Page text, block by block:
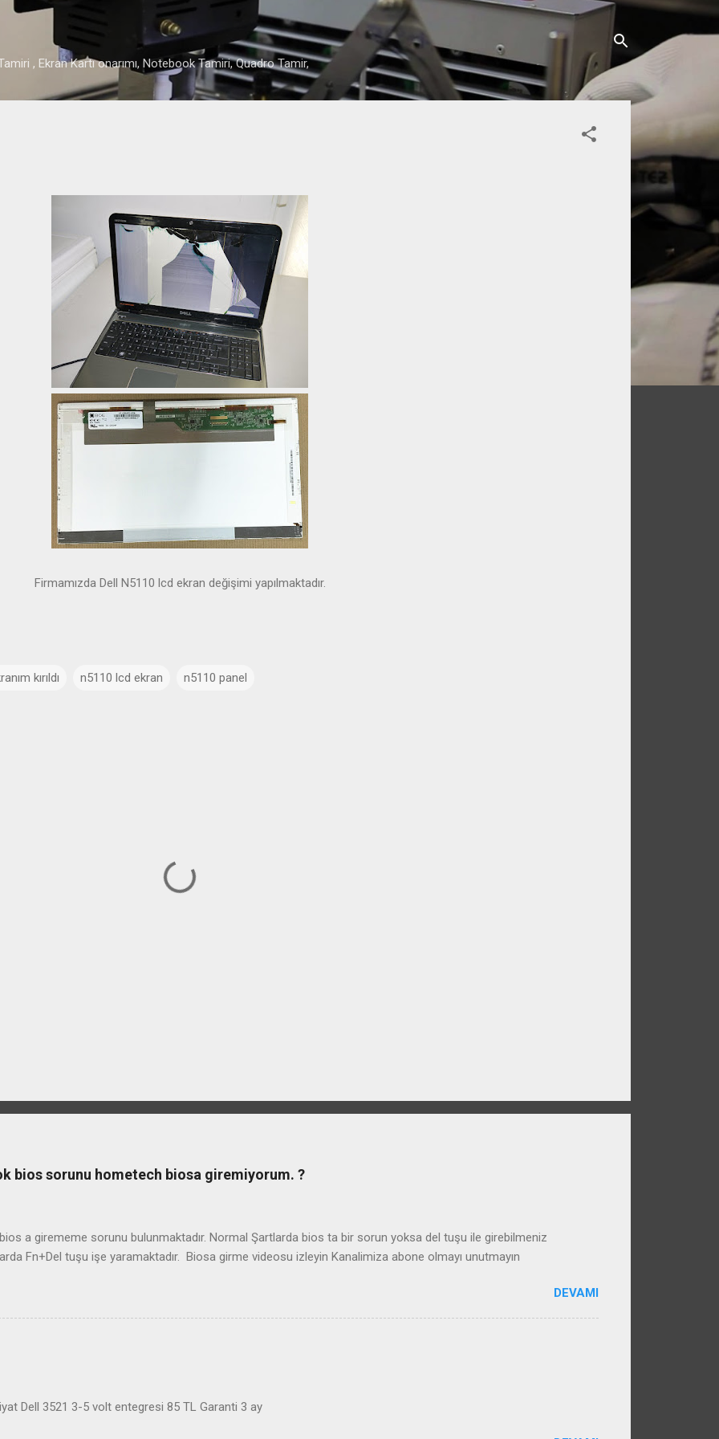
Ana içeriğe atla
, Ekran Kartı onarımı, Notebook Tamiri, Quadro Tamir,
Firmamızda Dell N5110 lcd ekran değişimi yapılmaktadır.
kırıldı n5110 lcd ekran n5110 panel
bios sorunu hometech biosa giremiyorum. ?
a girememe sorunu bulunmaktadır. Normal Şartlarda bios ta bir sorun yoksa del tuşu ile girebilmeniz
Fn+Del tuşu işe yaramaktadır. Biosa girme videosu izleyin Kanalimiza abone olmayı unutmayın
DEVAMI
Dell 3521 3-5 volt entegresi 85 TL Garanti 3 ay